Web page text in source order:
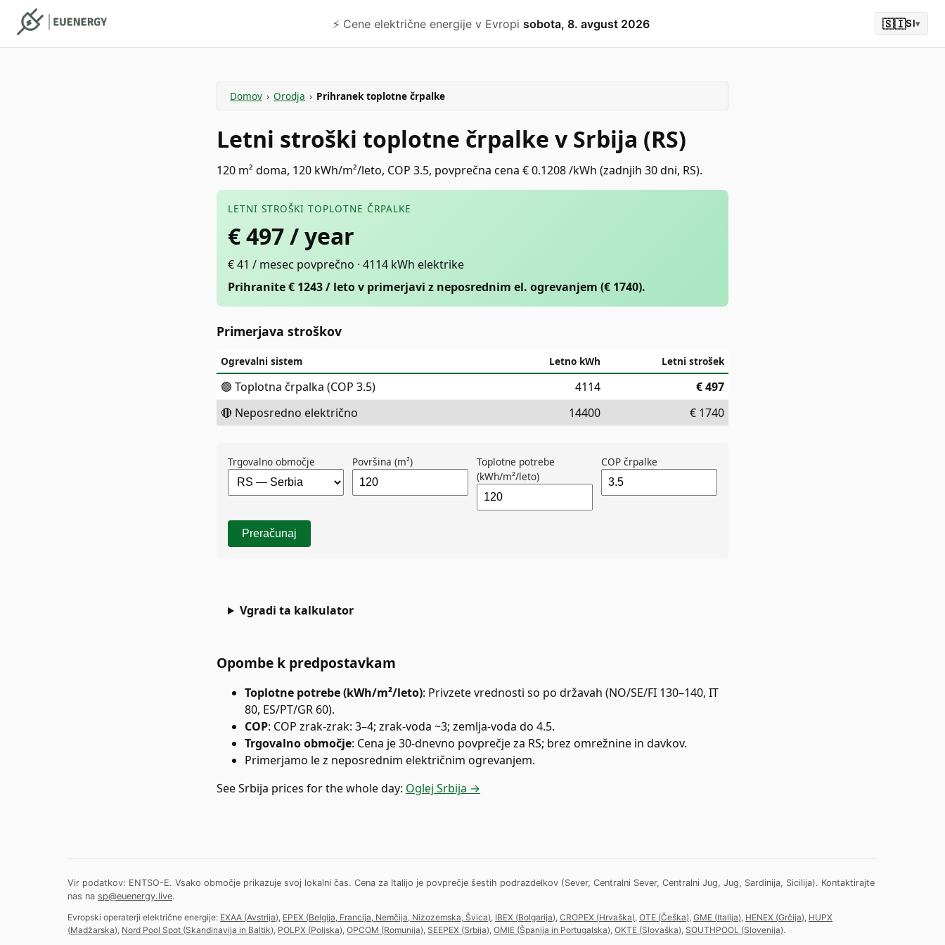
⚡️ Cene električne energije v Evropi sobota, 8. avgust 2026 🇸🇮SI▾
Domov › Orodja › Prihranek toplotne črpalke
Letni stroški toplotne črpalke v Srbija (RS)
120 m² doma, 120 kWh/m²/leto, COP 3.5, povprečna cena € 0.1208 /kWh (zadnjih 30 dni, RS).
LETNI STROŠKI TOPLOTNE ČRPALKE
€497/ year
€ 41 / mesec povprečno · 4114 kWh elektrike
Prihranite € 1243 / leto v primerjavi z neposrednim el. ogrevanjem (€ 1740).
Primerjava stroškov
Ogrevalni sistem Letno kWh Letni strošek
🟢 Toplotna črpalka (COP 3.5) 4114 €497
🔴 Neposredno električno
14400 € 1740
Trgovalno območje Površina (m²)
Toplotne potrebe
(kWh/m²/leto)
COP črpalke
Preračunaj
Vgradi ta kalkulator
Opombe k predpostavkam
Toplotne potrebe (kWh/m²/leto): Privzete vrednosti so po državah (NO/SE/FI 130–140, IT
80, ES/PT/GR 60).
COP: COP zrak-zrak: 3–4; zrak-voda ~3; zemlja-voda do 4.5.
Trgovalno območje: Cena je 30-dnevno povprečje za RS; brez omrežnine in davkov.
Primerjamo le z neposrednim električnim ogrevanjem.
SeeSrbija prices for the whole day: Oglej Srbija →
Vir podatkov: ENTSO-E. Vsako območje prikazuje svoj lokalni čas. Cena za Italijo je povprečje šestih podrazdelkov (Sever, Centralni Sever, Centralni Jug, Jug, Sardinija, Sicilija). Kontaktirajte
nas na sp@euenergy.live.
Evropski operaterji električne energije: EXAA (Avstrija), EPEX (Belgija, Francija, Nemčija, Nizozemska, Švica), IBEX (Bolgarija), CROPEX (Hrvaška), OTE (Češka), GME (Italija), HENEX (Grčija), HUPX
(Madžarska), Nord Pool Spot (Skandinavija in Baltik), POLPX (Poljska), OPCOM (Romunija), SEEPEX (Srbija), OMIE (Španija in Portugalska), OKTE (Slovaška), SOUTHPOOL (Slovenija).